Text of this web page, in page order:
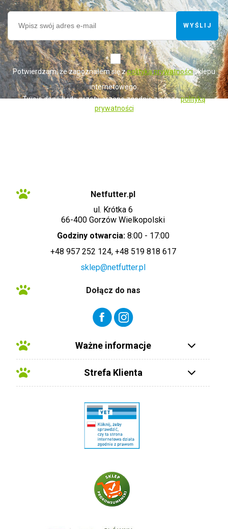
WYŚLIJ
*
Potwierdzam, że zapoznałem się zpolityką prywatnościsklepu
internetowego.
Twoje dane będą przetwarzane zgodnie z nasząpolityką
prywatności
Netfutter.pl
ul. Krótka 6
66-400 Gorzów Wielkopolski
Godziny otwarcia:8:00 - 17:00
+48 957 252 124, +48 519 818 617
sklep@netfutter.pl
Dołącz do nas
Ważne informacje
Strefa Klienta